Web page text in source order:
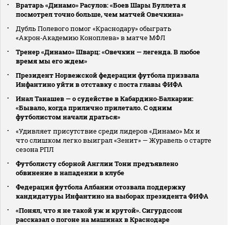
Вратарь «Динамо» Расулов: «Боев Шары Буллета я
посмотрел точно больше, чем матчей Овечкина»
Дубль Полевого помог «Краснодару» обыграть
«Акрон‑Академию Коноплева» в матче МФЛ
Тренер «Динамо» Шварц: «Овечкин — легенда. В любое
время мы его ждем»
Президент Норвежской федерации футбола призвала
Инфантино уйти в отставку с поста главы ФИФА
Инал Танашев — о судействе в Кабардино‑Балкарии:
«Бывало, когда прилично прилетало. С одним
футболистом начали драться»
«Удивляет присутствие среди лидеров «Динамо» Мх и
что слишком легко выиграл «Зенит» — Журавель о старте
сезона РПЛ
Футболисту сборной Англии Тони предъявлено
обвинение в нападении в клубе
Федерация футбола Албании отозвала поддержку
кандидатуры Инфантино на выборах президента ФИФА
«Понял, что я не такой уж и крутой». Сигурдссон
рассказал о погоне на машинах в Краснодаре